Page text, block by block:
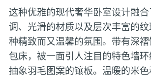
这种优雅的现代奢华卧室设计融
调、光滑的材质以及层次丰富的
种精致而又温馨的氛围。带有深
包床，被一面引人注目的特色墙
抽象羽毛图案的镶板。温暖的米